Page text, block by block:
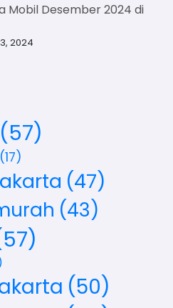
Mobil Desember 2024 di
2024
(57)
(17)
(47)
(43)
(50)